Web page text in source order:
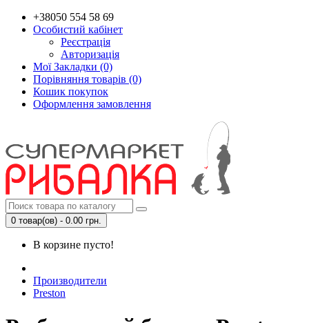
+38050 554 58 69
Особистий кабінет
Реєстрація
Авторизація
Мої Закладки (0)
Порівняння товарів (0)
Кошик покупок
Оформлення замовлення
0 товар(ов) - 0.00 грн.
В корзине пусто!
Производители
Preston